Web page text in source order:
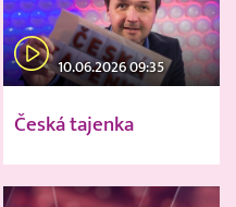
10.06.2026 09:35
Česká tajenka